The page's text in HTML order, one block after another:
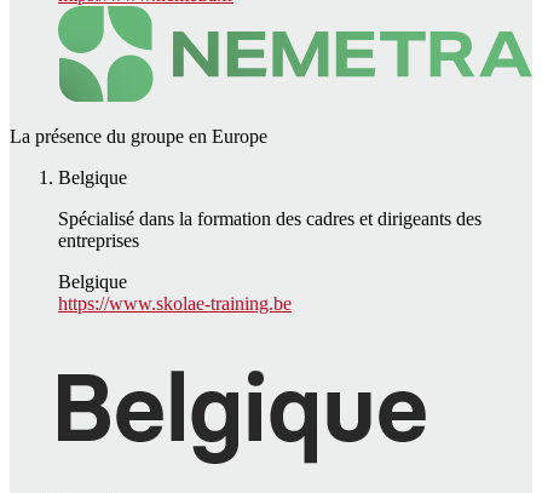
La présence du groupe en Europe
Belgique
Spécialisé dans la formation des cadres et dirigeants des
entreprises
Belgique
https://www.skolae-training.be